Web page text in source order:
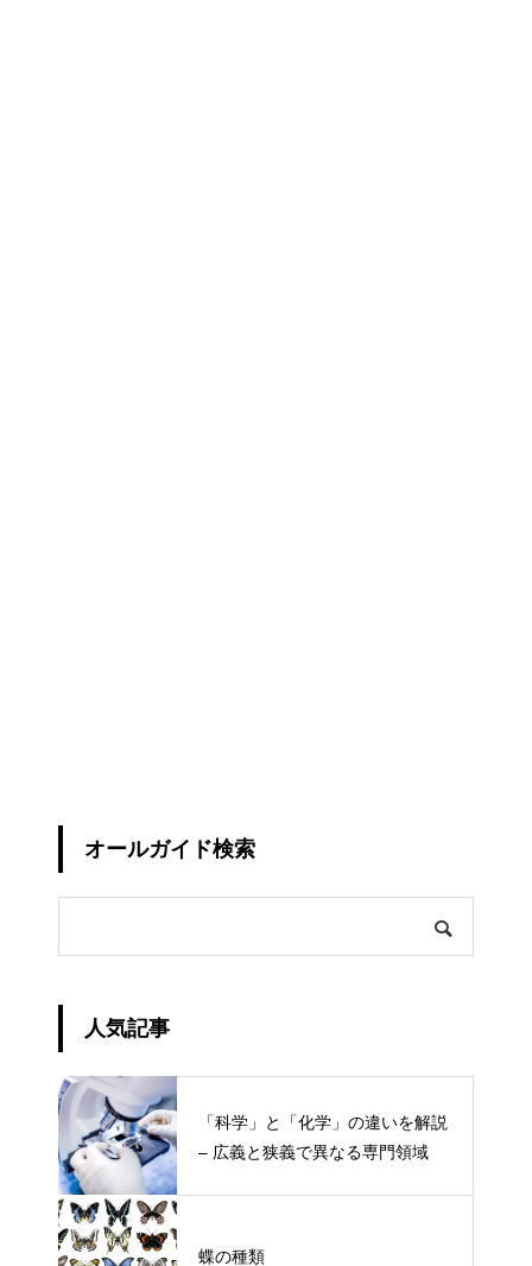
オールガイド検索
人気記事
「科学」と「化学」の違いを解説
– 広義と狭義で異なる専門領域
蝶の種類